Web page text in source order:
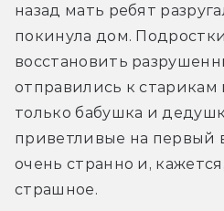
назад мать ребят
покинула дом.
восстановить
отправились к старикам
только бабушка и
приветливые на первый
очень странно и,
страшное.